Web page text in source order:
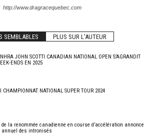
http://www.dragracequebec.com
SEMBLABLES PLUS SUR L'AUTEUR
JOHN SCOTTI CANADIAN NATIONAL OPEN S’AGRANDIT
ENDS EN 2025
CHAMPIONNAT NATIONAL SUPER TOUR 2024
de la renommée canadienne en course d’accélération annonce
annuel des intronisés